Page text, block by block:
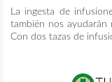
La ingesta de
también nos ayudarán
Con dos tazas de